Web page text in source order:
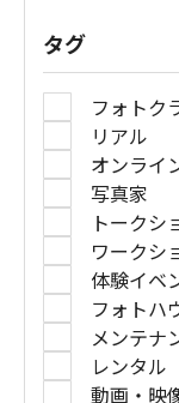
タグ
フォトク
リアル
オンライ
写真家
トークシ
ワークシ
体験イベ
フォトハ
メンテナ
レンタル
動画・映